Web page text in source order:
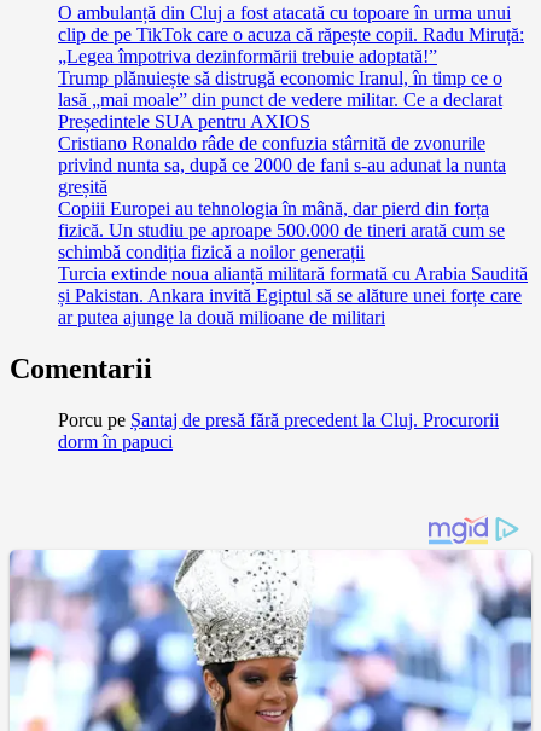
O ambulanță din Cluj a fost atacată cu topoare în urma unui
clip de pe TikTok care o acuza că răpește copii. Radu Miruță:
„Legea împotriva dezinformării trebuie adoptată!”
Trump plănuiește să distrugă economic Iranul, în timp ce o
lasă „mai moale” din punct de vedere militar. Ce a declarat
Președintele SUA pentru AXIOS
Cristiano Ronaldo râde de confuzia stârnită de zvonurile
privind nunta sa, după ce 2000 de fani s-au adunat la nunta
greșită
Copiii Europei au tehnologia în mână, dar pierd din forța
fizică. Un studiu pe aproape 500.000 de tineri arată cum se
schimbă condiția fizică a noilor generații
Turcia extinde noua alianță militară formată cu Arabia Saudită
și Pakistan. Ankara invită Egiptul să se alăture unei forțe care
ar putea ajunge la două milioane de militari
Comentarii
Porcu pe Șantaj de presă fără precedent la Cluj. Procurorii
dorm în papuci